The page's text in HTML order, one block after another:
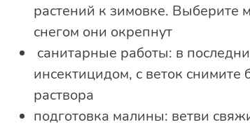
растений к зимовке. Выберите
снегом они окрепнут
санитарные работы: в
инсектицидом, с веток
раствора
подготовка малины: ветви